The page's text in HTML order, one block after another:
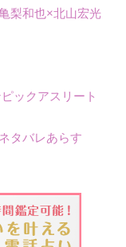
梨和也×北山宏光
ックアスリート
タバレあらす